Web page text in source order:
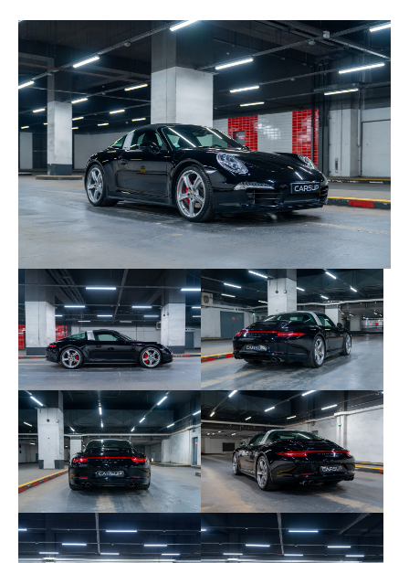
fixe en aluminium brossé et son spectaculaire
mécanisme de toit.
L’entretien a été exclusivement réalisé au sein du
réseau Porsche. Le véhicule dispose de son carnet
d’entretien ainsi que de ses factures.
Historique d’entretien :
09/09/2014 à 91 km – Porsche Zentrum
Darmstadt
15/02/2017 à 14 449 km – Centre Porsche Paris
16
30/01/2019 à 22 044 km – Centre Porsche Paris
16
18/01/2021 à 30 970 km – Centre Porsche Paris
16
04/05/2023 à 37 040 km – Centre Porsche
Arpajon
24/07/2025 à 41 847 km – Centre Porsche
Levallois
Les consommables sont en bon état et aucun frais